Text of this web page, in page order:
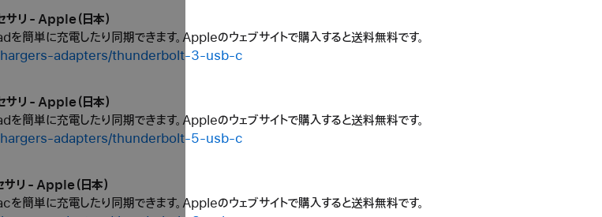
リ - Apple（日本）
簡単に充電したり同期できます。Appleのウェブサイトで購入すると送料無料です。
adapters/thunderbolt-3-usb-c
リ - Apple（日本）
簡単に充電したり同期できます。Appleのウェブサイトで購入すると送料無料です。
adapters/thunderbolt-5-usb-c
- Apple（日本）
簡単に充電したり同期できます。Appleのウェブサイトで購入すると送料無料です。